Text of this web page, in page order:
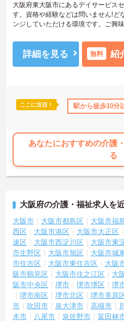
年間休日110日以上 資格
大阪府東大阪市にあるデイサービス
す。資格や経験などは問いません!ど
ンジしていただける環境です。ご興
い。
詳細を見る 無料 紹
ここに注目！ 駅から徒歩10分
あなたにおすすめの介護
る
大阪府の介護・福祉求人を
大阪市 大阪市都島区 大阪市福
西区
大阪市港区 大阪市大正区
速区
大阪市西淀川区 大阪市東
市生野区
大阪市旭区 大阪市城
市住吉区
大阪市東住吉区 大阪
阪市鶴見区
大阪市住之江区 大
阪市中央区
堺市 堺市堺区 堺
堺市南区
堺市北区 堺市美原
市
吹田市 泉大津市 高槻市
木市
八尾市 泉佐野市 富田林